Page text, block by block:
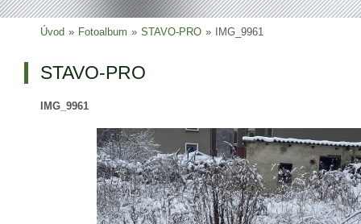
Úvod » Fotoalbum » STAVO-PRO » IMG_9961
STAVO-PRO
IMG_9961